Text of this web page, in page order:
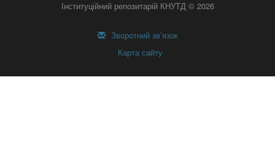
Інституційний репозитарій КНУТД © 2026
Зворотний зв’язок
Карта сайту